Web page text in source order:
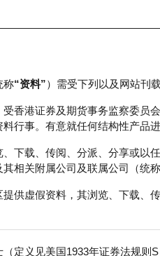
统计 正股数据及市场统计 瑞
称“资料”）需受下列以及网站刊
香港证券及期货事务监察委员
行事。有意就任何结构性产品
下载、传阅、分派、分享或
相关附属公司及联属公司（统称
供虚假资料，其浏览、下载
定义见美国1933年证券法规则
黄金